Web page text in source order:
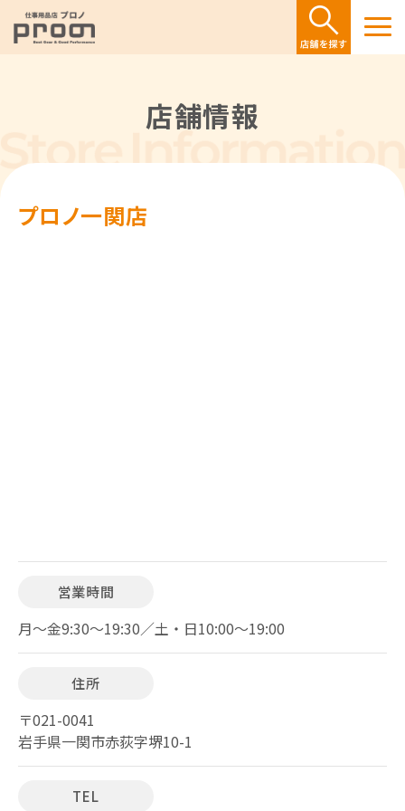
店舗情報
プロノ一関店
営業時間
月～金9:30～19:30／土・日10:00～19:00
住所
〒021-0041
岩手県一関市赤荻字堺10-1
TEL